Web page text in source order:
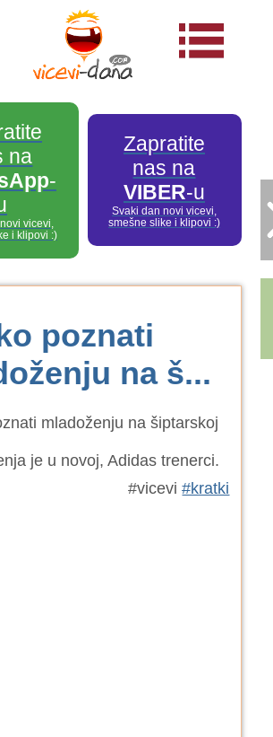
na
-
vicevi,
i klipovi :)
Zapratite
nas na
VIBER-u
Svaki dan novi vicevi,
smešne slike i klipovi :)
poznati
na š...
mladoženju na šiptarskoj
je u novoj, Adidas trenerci.
#vicevi#kratki